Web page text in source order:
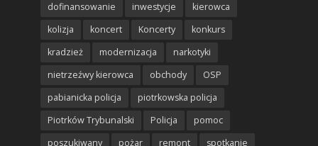
dofinansowanie
inwestycje
kierowca
kolizja
koncert Koncerty
konkurs
kradzież
modernizacja
narkotyki
nietrzeźwy kierowca
obchody
OSP
pabianicka policja
piotrkowska policja
Piotrków Trybunalski
Policja
pomoc
poszukiwany
pożar remont spotkanie